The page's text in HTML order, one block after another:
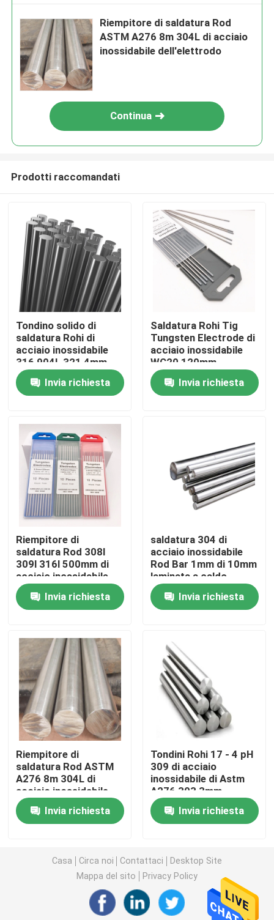
Casa
Prodotti
Video
Giro della fabbrica
Controllo di qualità
Contattici
Richieda una citazione
304 strati di acciaio inossidabile
Strato di acciaio inossidabile 316
Strato di acciaio inossidabile 201
strato di acciaio inossidabile 309
Bobina laminata a caldo di acciaio inossidabile
Bobina laminata a freddo di acciaio inossidabile
tubo d'acciaio senza cuciture
Acciaio inossidabile Rod
Riempitore di saldatura Rod
ASTM A276 8m 304L di acciaio
inossidabile dell'elettrodo
Continua
Prodotti raccomandati
Tondino solido di
saldatura Rohi di
acciaio inossidabile
316 904L 321 4mm
Invia richiesta
Saldatura Rohi Tig
Tungsten Electrode di
acciaio inossidabile
WC20 120mm
Invia richiesta
Riempitore di
saldatura Rod 308l
309l 316l 500mm di
acciaio inossidabile
Invia richiesta
saldatura 304 di
acciaio inossidabile
Rod Bar 1mm di 10mm
laminata a caldo
Invia richiesta
Riempitore di
saldatura Rod ASTM
A276 8m 304L di
acciaio inossidabile
dell'elettrodo
Invia richiesta
Tondini Rohi 17 - 4 pH
309 di acciaio
inossidabile di Astm
A276 303 3mm
Invia richiesta
Casa Circa noi Contattaci
Desktop Site
Mappa del sito
Privacy Policy